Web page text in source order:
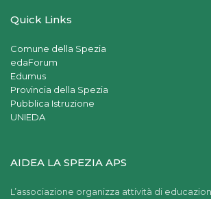
Quick Links
Comune della Spezia
edaForum
Edumus
Provincia della Spezia
Pubblica Istruzione
UNIEDA
AIDEA LA SPEZIA APS
L’associazione organizza attività di